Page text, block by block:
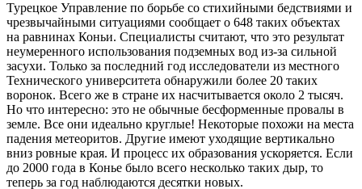
Турецкое Управление по борьбе со стихийными бедствиями и
чрезвычайными ситуациями сообщает о 648 таких объектах
на равнинах Коньи. Специалисты считают, что это результат
неумеренного использования подземных вод из-за сильной
засухи. Только за последний год исследователи из местного
Технического университета обнаружили более 20 таких
воронок. Всего же в стране их насчитывается около 2 тысяч.
Но что интересно: это не обычные бесформенные провалы в
земле. Все они идеально круглые! Некоторые похожи на места
падения метеоритов. Другие имеют уходящие вертикально
вниз ровные края. И процесс их образования ускоряется. Если
до 2000 года в Конье было всего несколько таких дыр, то
теперь за год наблюдаются десятки новых.